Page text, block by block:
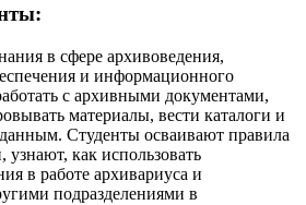
в сфере архивоведения,
и информационного
с архивными документами,
материалы, вести каталоги и
Студенты осваивают правила
как использовать
в работе архивариуса и
подразделениями в